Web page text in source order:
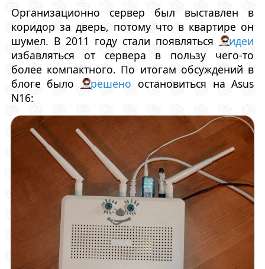
Организационно сервер был выставлен в
коридор за дверь, потому что в квартире он
шумел. В 2011 году стали появляться
идеи
избавляться от сервера в пользу чего-то
более компактного. По итогам обсуждений в
блоге было
решено остановиться на Asus
N16: